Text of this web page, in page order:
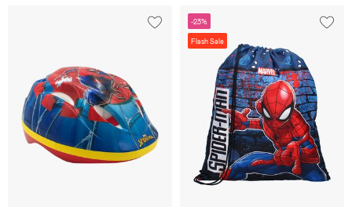
-23%
Flash Sale